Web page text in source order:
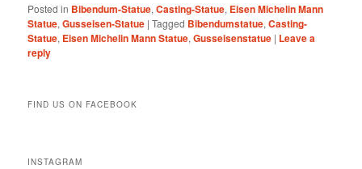
Posted in Bibendum-Statue,Casting-Statue, Eisen Michelin Mann
Statue,Gusseisen-Statue |Tagged Bibendumstatue,Casting-
Statue, Eisen Michelin Mann Statue,Gusseisenstatue | Leave a
reply
FIND US ON FACEBOOK
INSTAGRAM